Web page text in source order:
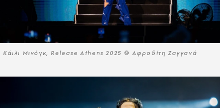
Κάιλι Μινόγκ, Release Athens 2025 © Αφροδίτη Ζαγγανά